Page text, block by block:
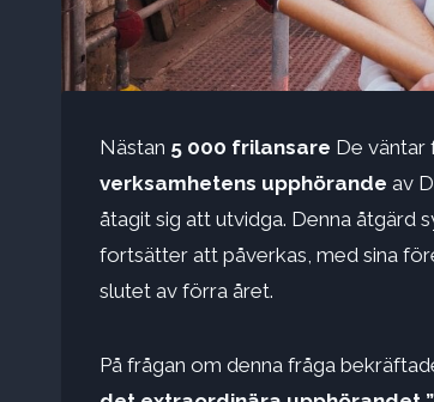
Nästan 5 000 frilansare De väntar
verksamhetens upphörande av
åtagit sig att utvidga. Denna åtgärd
fortsätter att påverkas, med sina
slutet av förra året.
På frågan om denna fråga